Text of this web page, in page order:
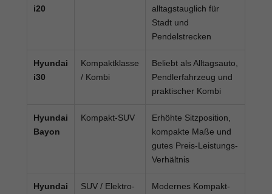
i20
alltagstauglich für
Stadt und
Pendelstrecken
Hyundai
i30
Kompaktklasse
/ Kombi
Beliebt als Alltagsauto,
Pendlerfahrzeug und
praktischer Kombi
Hyundai
Bayon
Kompakt-SUV
Erhöhte Sitzposition,
kompakte Maße und
gutes Preis-Leistungs-
Verhältnis
Hyundai
SUV / Elektro-
Modernes Kompakt-